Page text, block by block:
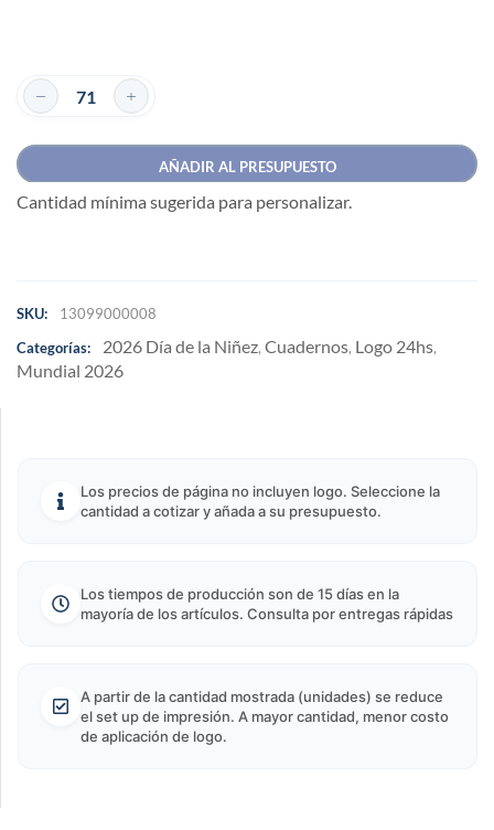
AÑADIR AL PRESUPUESTO
Cantidad mínima sugerida para personalizar.
SKU:
13099000008
Categorías:
2026 Día de la Niñez, Cuadernos, Logo 24hs,
Mundial 2026
Los precios de página no incluyen logo. Seleccione la
cantidad a cotizar y añada a su presupuesto.
Los tiempos de producción son de 15 días en la
mayoría de los artículos. Consulta por entregas rápidas
A partir de la cantidad mostrada (unidades) se reduce
el set up de impresión. A mayor cantidad, menor costo
de aplicación de logo.